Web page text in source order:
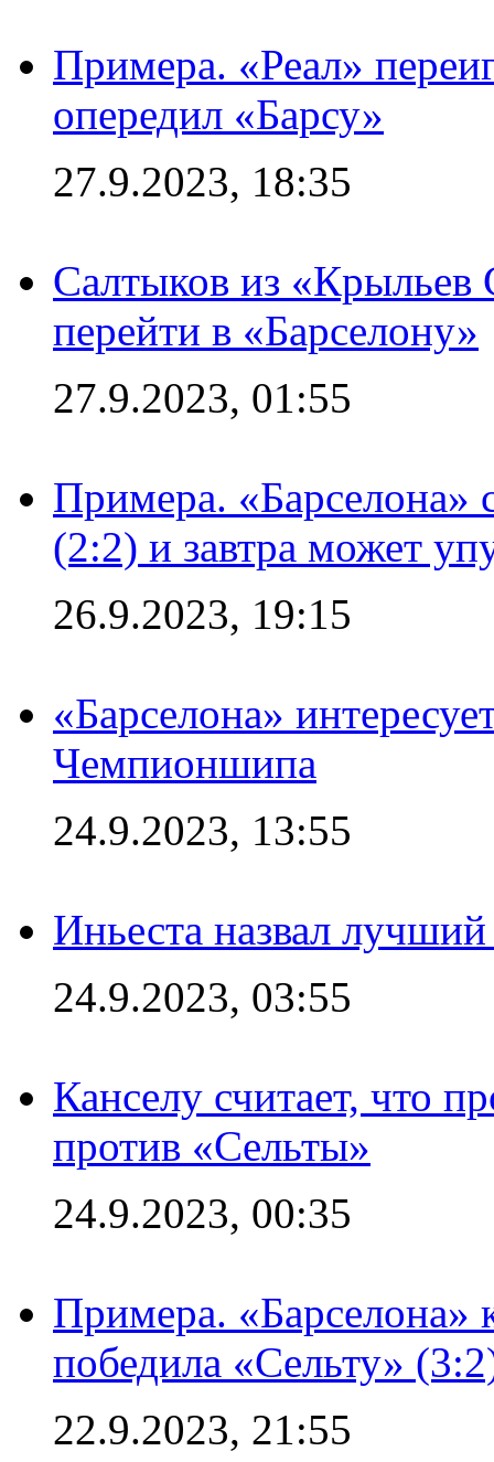
Примера. «Реал»
опередил «Барсу»
27.9.2023, 18:35
Салтыков из «Крыльев
перейти в «Барселону»
27.9.2023, 01:55
Примера. «Барселона»
(2:2) и завтра может
26.9.2023, 19:15
«Барселона»
Чемпионшипа
24.9.2023, 13:55
Иньеста назвал
24.9.2023, 03:55
Канселу считает, что
против «Сельты»
24.9.2023, 00:35
Примера. «Барселона»
победила «Сельту»
22.9.2023, 21:55